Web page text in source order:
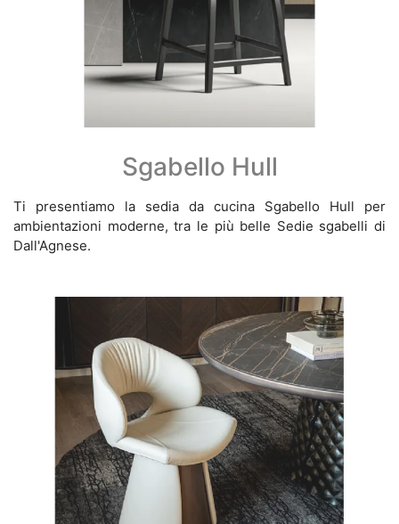
Sgabello Hull
Ti presentiamo la sedia da cucina Sgabello Hull per
ambientazioni moderne, tra le più belle Sedie sgabelli di
Dall'Agnese.